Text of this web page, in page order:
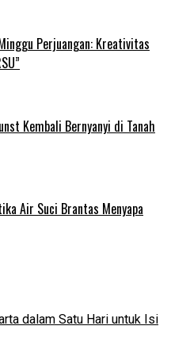
Perjuangan: Kreativitas
Kembali Bernyanyi di Tanah
Air Suci Brantas Menyapa
dalam Satu Hari untuk Isi